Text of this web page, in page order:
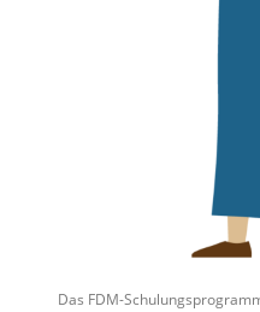
Das FDM-